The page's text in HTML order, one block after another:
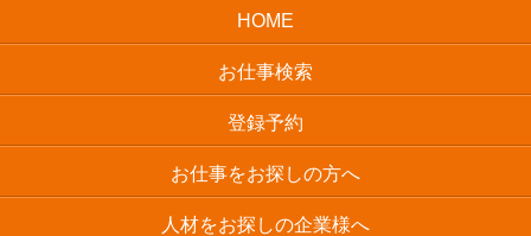
HOME
お仕事検索
登録予約
お仕事をお探しの方へ
人材をお探しの企業様へ